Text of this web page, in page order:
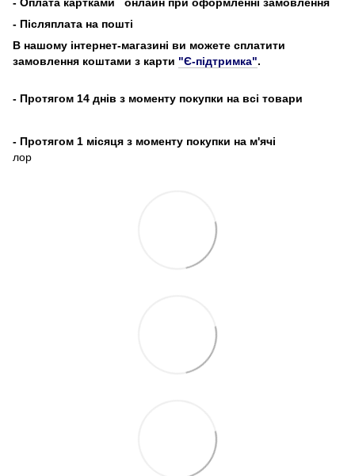
- Післяплата на пошті
В нашому інтернет-магазині ви можете сплатити
замовлення коштами з карти "Є-підтримка".
- Протягом 14 днів з моменту покупки на всі товари
- Протягом 1 місяця з моменту покупки на м'ячі
лор